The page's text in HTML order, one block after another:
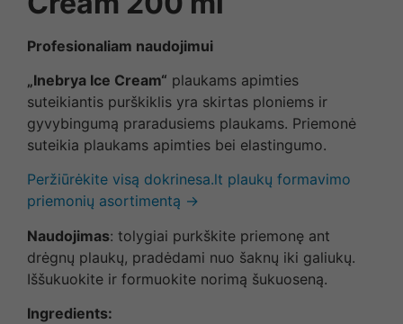
Profesionaliam naudojimui
„Inebrya Ice Cream“ plaukams apimties
suteikiantis purškiklis yra skirtas ploniems ir
gyvybingumą praradusiems plaukams. Priemonė
suteikia plaukams apimties bei elastingumo.
Peržiūrėkite visą dokrinesa.lt plaukų formavimo
priemonių asortimentą →
Naudojimas: tolygiai purkškite priemonę ant
drėgnų plaukų, pradėdami nuo šaknų iki galiukų.
Iššukuokite ir formuokite norimą šukuoseną.
Ingredients: